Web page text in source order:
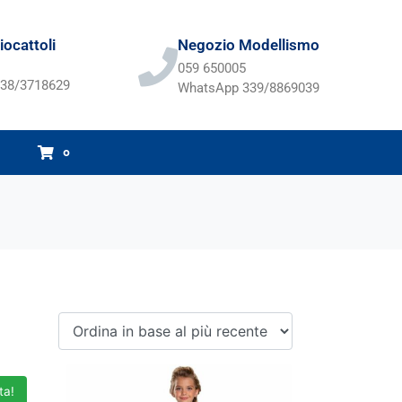
3718629
Negozio Modellismo
059 650005
WhatsApp 339/8869039
0